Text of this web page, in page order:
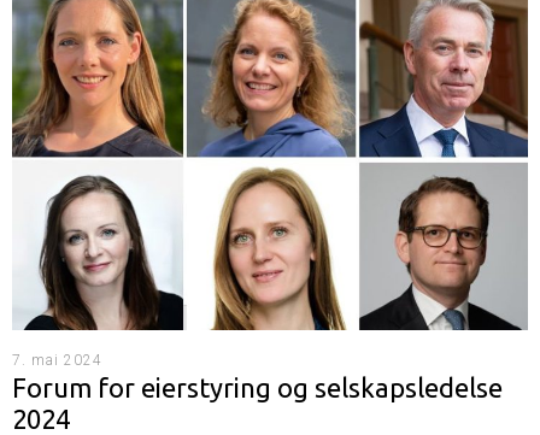
7. mai 2024
Forum for eierstyring og selskapsledelse
2024